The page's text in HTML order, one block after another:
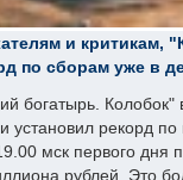
и критикам,
по сборам уже в
богатырь. Колобок"
установил рекорд по
мск первого дня
рублей. Это